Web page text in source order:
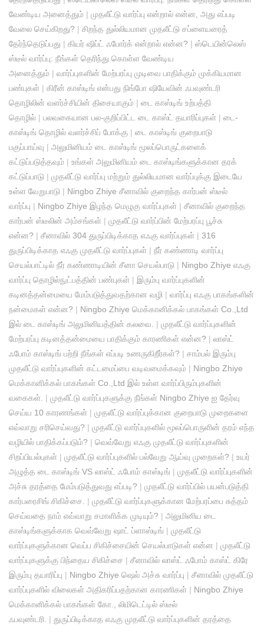
வேண்டிய அனைத்தும் | முதலீட்டு வார்ப்பு என்றால் என்ன, அது எப்படி
வேலை செய்கிறது? | சிறந்த துல்லியமான முதலீட்டு சப்ளையரைத்
தேர்ந்தெடுப்பது | கியர் ஷிப்ட் ஃபோர்க் என்றால் என்ன? | ஸ்டெயின்லெஸ்
ஸ்டீல் வார்ப்பு: நீங்கள் தெரிந்து கொள்ள வேண்டிய
அனைத்தும் | வார்ப்புகளின் மேற்பரப்பு முடிவை பாதிக்கும் முக்கியமான
பண்புகள் | கிரீன் காஸ்டிங் என்பது நிங்போ ஷியேவின் ஃபவுண்டரி
தொழிலின் வளர்ச்சியின் திசையாகும் | டை காஸ்டிங் உற்பத்தி
தொழில் | பலவகையான பல-குறிப்பிட்ட டை காஸ்ட் தயாரிப்புகள் | டை-
காஸ்டிங் தொழில் வளர்ச்சிப் போக்கு | டை காஸ்டிங் குறைபாடு
பகுப்பாய்வு | அலுமினியம் டை காஸ்டிங் மூலப்பொருட்களைக்
கட்டுப்படுத்தவும் | உங்கள் அலுமினியம் டை காஸ்டிங்களுக்கான தரக்
கட்டுப்பாடு | முதலீட்டு வார்ப்பு மற்றும் துல்லியமான வார்ப்புக்கு இடையே
உள்ள வேறுபாடு | Ningbo Zhiye சீனாவில் குறைந்த கார்பன் ஸ்டீல்
வார்ப்பு | Ningbo Zhiye இழந்த மெழுகு வார்ப்புகள் | சீனாவில் குறைந்த
கார்பன் ஸ்டீலின் அம்சங்கள் | முதலீட்டு வார்ப்பின் மேற்பரப்பு பூச்சு
என்ன? | சீனாவில் 304 துருப்பிடிக்காத எஃகு வார்ப்புகள் | 316
துருப்பிடிக்காத எஃகு முதலீட்டு வார்ப்புகள் | நீர் கண்ணாடி வார்ப்பு
செயல்பாட்டில் நீர் கண்ணாடியின் சீனா செயல்பாடு | Ningbo Zhiye எஃகு
வார்ப்பு தொழில்நுட்பத்தின் பண்புகள் | இரும்பு வார்ப்புகளின்
கடினத்தன்மையை மேம்படுத்துவதற்கான வழி | வார்ப்பு எஃகு பாகங்களின்
நன்மைகள் என்ன? | Ningbo Zhiye மெக்கானிக்கல் பாகங்கள் Co.,Ltd
இல் டை காஸ்டிங் அலுமினியத்தின் கலவை. | முதலீட்டு வார்ப்புகளின்
மேற்பரப்பு கடினத்தன்மையை பாதிக்கும் காரணிகள் என்ன? | லாஸ்ட்
ஃபோம் காஸ்டிங் பற்றி நீங்கள் எப்படி உணருகிறீர்கள்? | சாம்பல் இரும்பு
முதலீட்டு வார்ப்புகளின் கட்டமைப்பை வடிவமைக்கவும் | Ningbo Zhiye
மெக்கானிக்கல் பாகங்கள் Co.,Ltd இல் உள்ள வார்ப்பிரும்புகளின்
வகைகள். | முதலீட்டு வார்ப்புகளுக்கு நீங்கள் Ningbo Zhiye ஐ தேர்வு
செய்ய 10 காரணங்கள் | முதலீட்டு வார்ப்புக்கான குறைபாடு முறைகளை
எவ்வாறு சரிசெய்வது? | முதலீட்டு வார்ப்புகளில் மூலப்பொருளின் தரம் எந்த
வழியில் பாதிக்கப்படும்? | வெவ்வேறு எஃகு முதலீட்டு வார்ப்புகளின்
சிறப்பியல்புகள் | முதலீட்டு வார்ப்புகளில் பல்வேறு ஆய்வு முறைகள்? | உயர்
அழுத்த டை காஸ்டிங் VS லாஸ்ட் ஃபோம் காஸ்டிங் | முதலீட்டு வார்ப்புகளின்
அச்சு தரத்தை மேம்படுத்துவது எப்படி? | முதலீட்டு வார்ப்பில் பயன்படுத்தி
கார்பரைசிங் சிகிச்சை. | முதலீட்டு வார்ப்புகளுக்கான மேற்பரப்பை சுத்தம்
செய்வதை நாம் எவ்வாறு சமாளிக்க முடியும்? | அலுமினிய டை
காஸ்டிங்களுக்காக வெவ்வேறு ஷாட் ப்ளாஸ்டிங் | முதலீட்டு
வார்ப்புகளுக்கான வெப்ப சிகிச்சையின் செயல்பாடுகள் என்ன | முதலீட்டு
வார்ப்புகளுக்கு பிந்தைய சிகிச்சை | சீனாவில் லாஸ்ட் ஃபோம் காஸ்ட் கிரே
இரும்பு தயாரிப்பு | Ningbo Zhiye ஷெல் அச்சு வார்ப்பு | சீனாவில் முதலீட்டு
வார்ப்புகளில் விலைகள் அதிகரிப்பதற்கான காரணிகள் | Ningbo Zhiye
மெக்கானிக்கல் பாகங்கள் கோ., லிமிடெட்டில் ஸ்டீல்
ஃபவுண்டரி. | துருப்பிடிக்காத எஃகு முதலீட்டு வார்ப்புகளின் தரத்தை